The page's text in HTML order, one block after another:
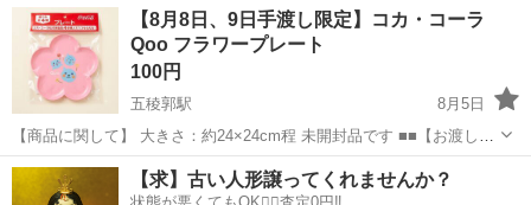
金額等相談応じます。
北海道 函館市 食器
【8月8日、9日手渡し限定】コカ・コーラ
Qoo フラワープレート
100円
五稜郭駅
8月5日
【商品に関して】 大きさ：約24×24cm程 未開封品です ■■【お渡しに
関して】 8月8日10時～20時の間、9日の10時～正午ごろまでに手渡し
できる方限定です。 セブン-イレブン 函館桐花通...
北海道 函館市 五稜郭駅 食器 Qoo
【求】古い人形譲ってくれませんか？